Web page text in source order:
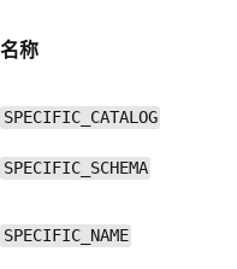
名称
SPECIFIC_CATALOG
SPECIFIC_SCHEMA
SPECIFIC_NAME